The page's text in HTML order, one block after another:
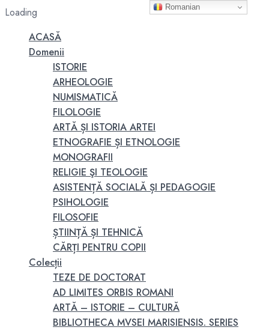
Loading
ACASĂ
Domenii
ISTORIE
ARHEOLOGIE
NUMISMATICĂ
FILOLOGIE
ARTĂ ȘI ISTORIA ARTEI
ETNOGRAFIE ȘI ETNOLOGIE
MONOGRAFII
RELIGIE ŞI TEOLOGIE
ASISTENȚĂ SOCIALĂ ȘI PEDAGOGIE
PSIHOLOGIE
FILOSOFIE
ȘTIINȚĂ ȘI TEHNICĂ
CĂRȚI PENTRU COPII
Colecții
TEZE DE DOCTORAT
AD LIMITES ORBIS ROMANI
ARTĂ – ISTORIE – CULTURĂ
BIBLIOTHECA MVSEI MARISIENSIS. SERIES
Romanian